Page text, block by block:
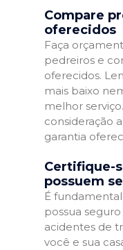
Compare
oferecidos
Faça
pedreiros e
oferecidos.
mais baixo
melhor
consideração
garantia
Certifique-
possuem
É
possua
acidentes de
você e sua